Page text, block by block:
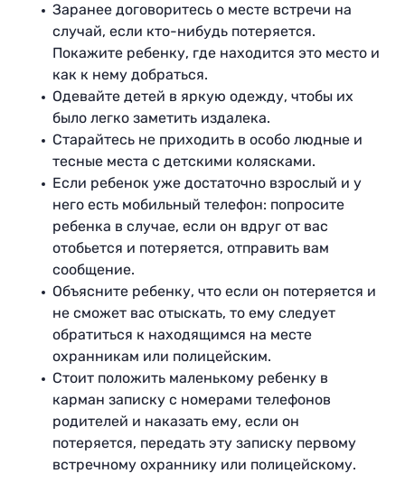
Заранее договоритесь о месте встречи на
случай, если кто-нибудь потеряется.
Покажите ребенку, где находится это место и
как к нему добраться.
Одевайте детей в яркую одежду, чтобы их
было легко заметить издалека.
Старайтесь не приходить в особо людные и
тесные места с детскими колясками.
Если ребенок уже достаточно взрослый и у
него есть мобильный телефон: попросите
ребенка в случае, если он вдруг от вас
отобьется и потеряется, отправить вам
сообщение.
Объясните ребенку, что если он потеряется и
не сможет вас отыскать, то ему следует
обратиться к находящимся на месте
охранникам или полицейским.
Стоит положить маленькому ребенку в
карман записку с номерами телефонов
родителей и наказать ему, если он
потеряется, передать эту записку первому
встречному охраннику или полицейскому.